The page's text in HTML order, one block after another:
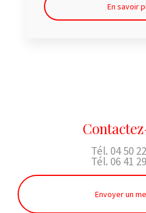
En savoir
Tél. 04 50
Tél. 06 41
Envoyer un